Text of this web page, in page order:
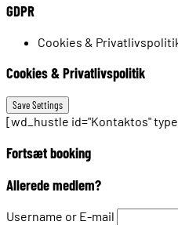
GDPR
Cookies &
Cookies & Privatlivspolitik
[wd_hustle id="Kontaktos"
Fortsæt booking
Allerede medlem?
Username or E-mail